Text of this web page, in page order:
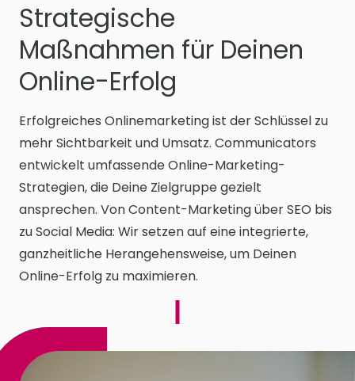
Strategische
Maßnahmen für Deinen
Online-Erfolg
Erfolgreiches Onlinemarketing ist der Schlüssel zu
mehr Sichtbarkeit und Umsatz. Communicators
entwickelt umfassende Online-Marketing-
Strategien, die Deine Zielgruppe gezielt
ansprechen. Von Content-Marketing über SEO bis
zu Social Media: Wir setzen auf eine integrierte,
ganzheitliche Herangehensweise, um Deinen
Online-Erfolg zu maximieren.